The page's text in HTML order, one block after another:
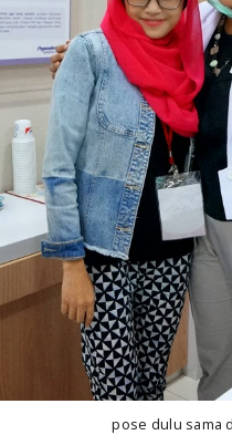
pose dulu sama